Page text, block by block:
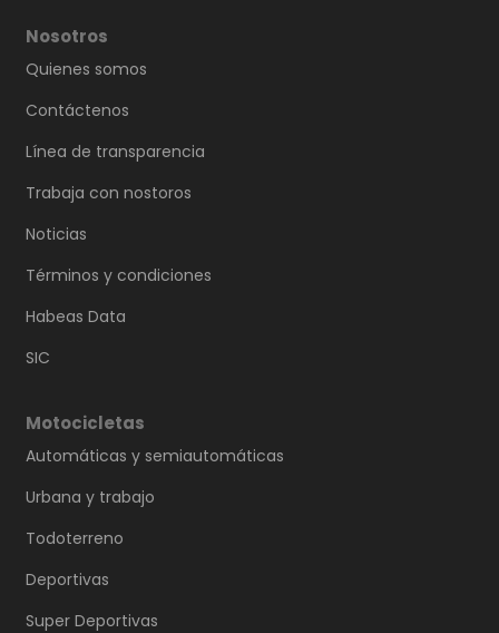
Nosotros
Quienes somos
Contáctenos
Línea de transparencia
Trabaja con nostoros
Noticias
Términos y condiciones
Habeas Data
SIC
Motocicletas
Automáticas y semiautomáticas
Urbana y trabajo
Todoterreno
Deportivas
Super Deportivas